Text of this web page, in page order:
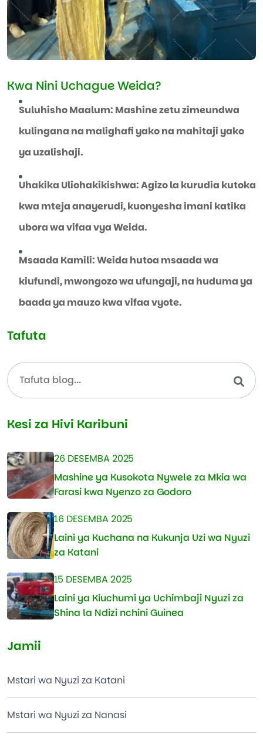
Kwa Nini Uchague Weida?
Suluhisho Maalum: Mashine zetu zimeundwa
kulingana na malighafi yako na mahitaji yako
ya uzalishaji.
Uhakika Uliohakikishwa: Agizo la kurudia kutoka
kwa mteja anayerudi, kuonyesha imani katika
ubora wa vifaa vya Weida.
Msaada Kamili: Weida hutoa msaada wa
kiufundi, mwongozo wa ufungaji, na huduma ya
baada ya mauzo kwa vifaa vyote.
Tafuta
Kesi za Hivi Karibuni
26 DESEMBA 2025
Mashine ya Kusokota Nywele za Mkia wa
Farasi kwa Nyenzo za Godoro
16 DESEMBA 2025
Laini ya Kuchana na Kukunja Uzi wa Nyuzi
za Katani
15 DESEMBA 2025
Laini ya Kiuchumi ya Uchimbaji Nyuzi za
Shina la Ndizi nchini Guinea
Jamii
Mstari wa Nyuzi za Katani
Mstari wa Nyuzi za Nanasi